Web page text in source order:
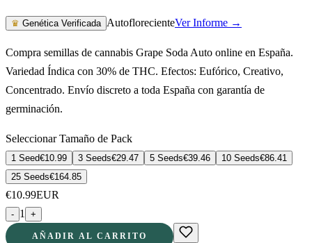
♛ Genética Verificada AutoflorecienteVer Informe →
Compra semillas de cannabis Grape Soda Auto online en España.
Variedad Índica con 30% de THC. Efectos: Eufórico, Creativo,
Concentrado. Envío discreto a toda España con garantía de
germinación.
Seleccionar Tamaño de Pack
1 Seed€10.99 3 Seeds€29.47 5 Seeds€39.46 10 Seeds€86.41
25 Seeds€164.85
€10.99EUR
- 1 +
AÑADIR AL CARRITO